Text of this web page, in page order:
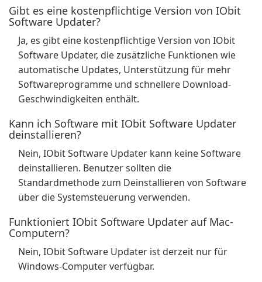
Gibt es eine kostenpflichtige Version von IObit
Software Updater?
Ja, es gibt eine kostenpflichtige Version von IObit
Software Updater, die zusätzliche Funktionen wie
automatische Updates, Unterstützung für mehr
Softwareprogramme und schnellere Download-
Geschwindigkeiten enthält.
Kann ich Software mit IObit Software Updater
deinstallieren?
Nein, IObit Software Updater kann keine Software
deinstallieren. Benutzer sollten die
Standardmethode zum Deinstallieren von Software
über die Systemsteuerung verwenden.
Funktioniert IObit Software Updater auf Mac-
Computern?
Nein, IObit Software Updater ist derzeit nur für
Windows-Computer verfügbar.